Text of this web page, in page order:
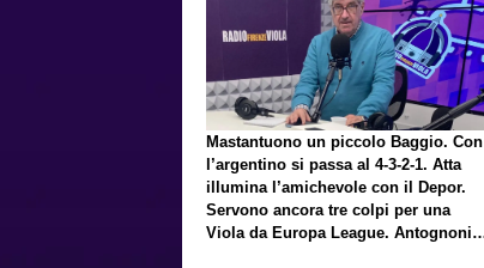
Mastantuono un piccolo Baggio. Con
l’argentino si passa al 4-3-2-1. Atta
illumina l’amichevole con il Depor.
Servono ancora tre colpi per una
Viola da Europa League. Antognoni,